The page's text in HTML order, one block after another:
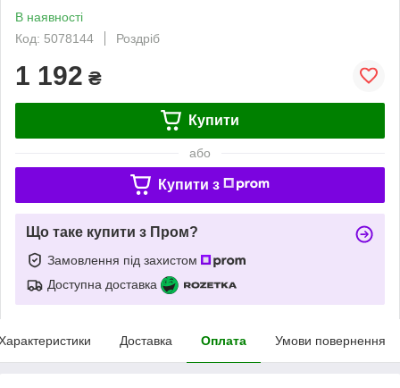
В наявності
Код: 5078144
Роздріб
1 192 ₴
Купити
або
Купити з
Що таке купити з Пром?
Замовлення під захистом
Доступна доставка
Доставка Оплата Умови повернення